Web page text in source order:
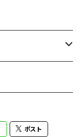
ポスト